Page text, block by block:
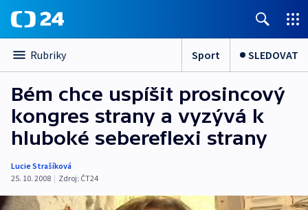
Rubriky Sport SLEDOVAT
Bém chce uspíšit prosincový
kongres strany a vyzývá k
hluboké sebereflexi strany
Lucie Strašíková
25. 10. 2008 | Zdroj: ČT24